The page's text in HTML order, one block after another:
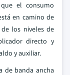
el consumo
en camino de
los niveles de
directo y
y auxiliar.
de banda ancha